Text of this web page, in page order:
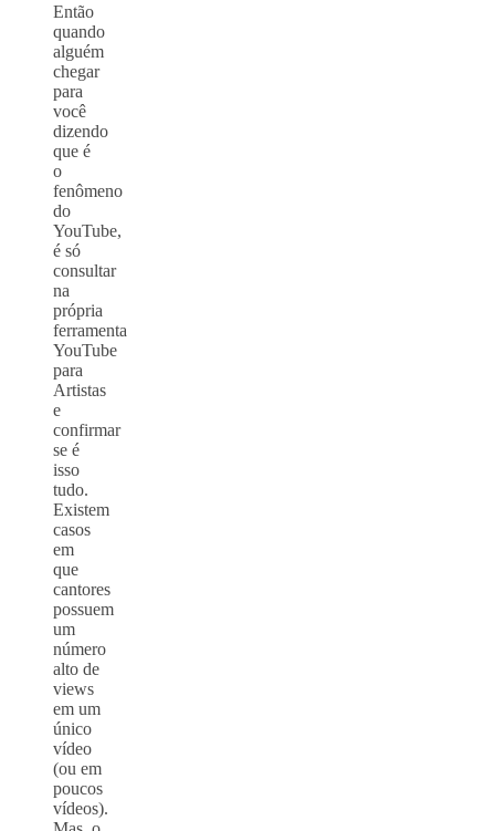
Então
quando
alguém
chegar
para
você
dizendo
que é
o
fenômeno
do
YouTube,
é só
consultar
na
própria
ferramenta
YouTube
para
Artistas
e
confirmar
se é
isso
tudo.
Existem
casos
em
que
cantores
possuem
um
número
alto de
views
em um
único
vídeo
(ou em
poucos
vídeos).